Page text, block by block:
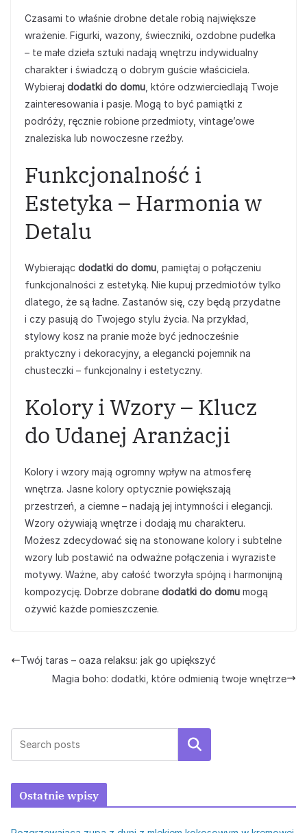
Czasami to właśnie drobne detale robią największe
wrażenie. Figurki, wazony, świeczniki, ozdobne pudełka
– te małe dzieła sztuki nadają wnętrzu indywidualny
charakter i świadczą o dobrym guście właściciela.
Wybieraj dodatki do domu , które odzwierciedlają Twoje
zainteresowania i pasje. Mogą to być pamiątki z
podróży, ręcznie robione przedmioty, vintage’owe
znaleziska lub nowoczesne rzeźby.
Funkcjonalność i
Estetyka – Harmonia w
Detalu
Wybierając dodatki do domu , pamiętaj o połączeniu
funkcjonalności z estetyką. Nie kupuj przedmiotów tylko
dlatego, że są ładne. Zastanów się, czy będą przydatne
i czy pasują do Twojego stylu życia. Na przykład,
stylowy kosz na pranie może być jednocześnie
praktyczny i dekoracyjny, a elegancki pojemnik na
chusteczki – funkcjonalny i estetyczny.
Kolory i Wzory – Klucz
do Udanej Aranżacji
Kolory i wzory mają ogromny wpływ na atmosferę
wnętrza. Jasne kolory optycznie powiększają
przestrzeń, a ciemne – nadają jej intymności i elegancji.
Wzory ożywiają wnętrze i dodają mu charakteru.
Możesz zdecydować się na stonowane kolory i subtelne
wzory lub postawić na odważne połączenia i wyraziste
motywy. Ważne, aby całość tworzyła spójną i harmonijną
kompozycję. Dobrze dobrane dodatki do domu mogą
ożywić każde pomieszczenie.
Twój taras – oaza relaksu: jak go upiększyć
Magia boho: dodatki, które odmienią twoje wnętrze
Szukaj
Ostatnie wpisy